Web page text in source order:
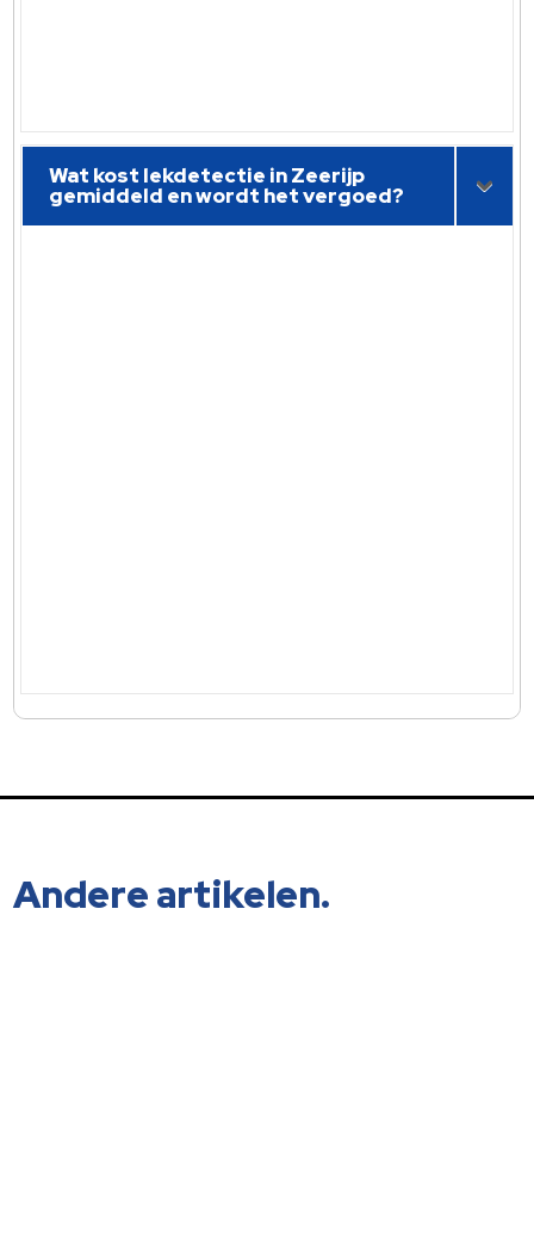
Wat kost lekdetectie in Zeerijp
gemiddeld en wordt het vergoed?
Andere artikelen.